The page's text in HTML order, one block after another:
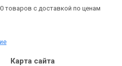
товаров с доставкой по ценам
Карта сайта